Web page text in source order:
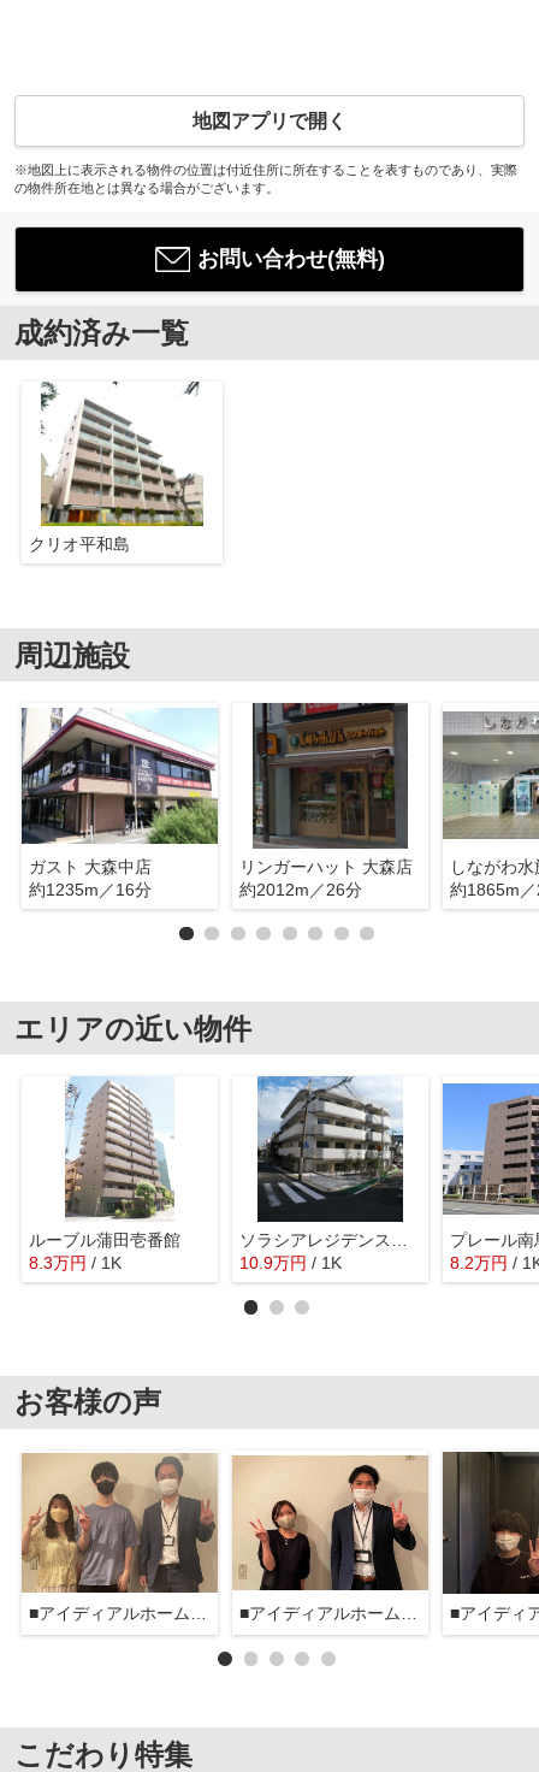
地図アプリで開く
※地図上に表示される物件の位置は付近住所に所在することを表すものであり、実際
の物件所在地とは異なる場合がございます。
お問い合わせ(無料)
成約済み一覧
クリオ平和島
周辺施設
ガスト 大森中店
約1235m／16分
リンガーハット 大森店
約2012m／26分
しながわ水
約1865m
エリアの近い物件
ルーブル蒲田壱番館
8.3万円 / 1K
10.9万円 / 1K
プレール南
8.2万円 /
お客様の声
■アイディアルホーム大森本店■ ■アイディアルホーム大森本店■
こだわり特集